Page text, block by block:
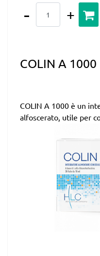
COLIN A
COLIN A 1000 è un
alfoscerato, utile per